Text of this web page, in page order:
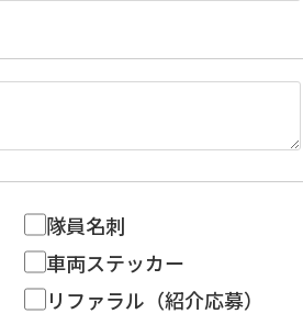
隊員名刺
車両ステッカー
リファラル（紹介応募）